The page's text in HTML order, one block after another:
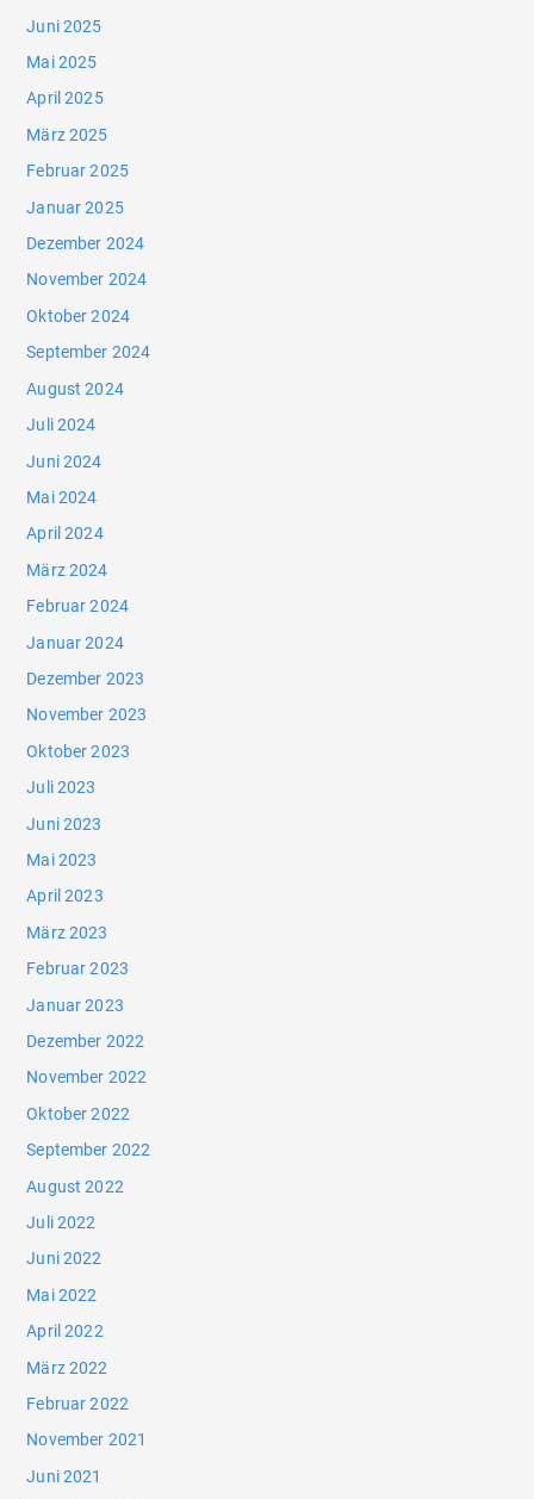
Juni 2025
Mai 2025
April 2025
März 2025
Februar 2025
Januar 2025
Dezember 2024
November 2024
Oktober 2024
September 2024
August 2024
Juli 2024
Juni 2024
Mai 2024
April 2024
März 2024
Februar 2024
Januar 2024
Dezember 2023
November 2023
Oktober 2023
Juli 2023
Juni 2023
Mai 2023
April 2023
März 2023
Februar 2023
Januar 2023
Dezember 2022
November 2022
Oktober 2022
September 2022
August 2022
Juli 2022
Juni 2022
Mai 2022
April 2022
März 2022
Februar 2022
November 2021
Juni 2021